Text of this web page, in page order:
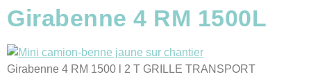
Girabenne 4 RM 1500L
Girabenne 4 RM 1500 l 2 T GRILLE TRANSPORT